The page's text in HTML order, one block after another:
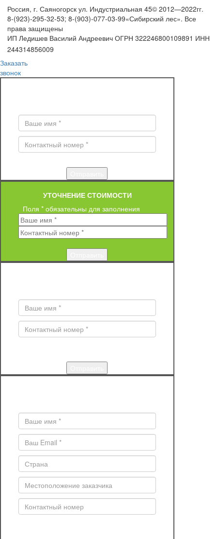
Россия, г. Саяногорск ул. Индустриальная 45
8-(923)-295-32-53; 8-(903)-077-03-99
© 2012—2022гг.
«Сибирский лес». Все
права защищены
ИП Ледишев Василий Андреевич ОГРН 322246800109891 ИНН
244314856009
Заказать
звонок
УТОЧНЕНИЕ СТОИМОСТИ
Поля * обязательны для заполнения